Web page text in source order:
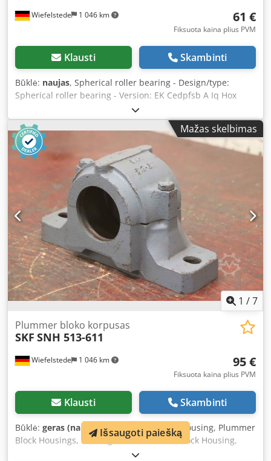
Wiefelstede 1 046 km 61 €
Fiksuota kaina plius PVM
Klausti Skambinti
Būklė: naujas, Spherical roller bearing - Design/type:
Spherical roller bearing - Version: EK Cedpfsb A Iq Hox
Adysrf - d = Inner diameter: 55 mm - D = Outer diameter:
100 mm - B = Width: 25 mm
Mažas skelbimas
1 /7
Wiefelstede 1 046 km
Plummer bloko korpusas
SKF SNH 513-611
95 €
Fiksuota kaina plius PVM
Klausti Skambinti
Būklė: geras (naudotas)
, Plummer Block Housing, Plummer
Block Housings, Bearing Block Plummer Block Housing,
Plummer Block Housing Unit, Plummer Block Housing
Išsaugoti paiešką